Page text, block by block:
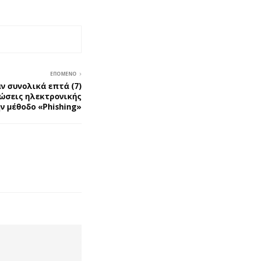
ΕΠΌΜΕΝΟ
συνολικά επτά (7)
ηλεκτρονικής
μέθοδο «Phishing»